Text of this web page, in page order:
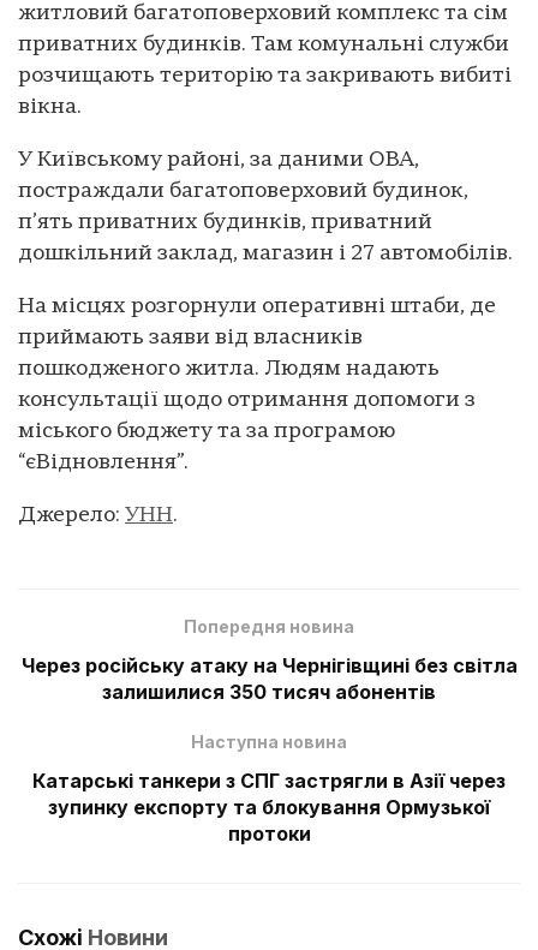
житловий багатоповерховий комплекс та сім
приватних будинків. Там комунальні служби
розчищають територію та закривають вибиті
вікна.
У Київському районі, за даними ОВА,
постраждали багатоповерховий будинок,
п’ять приватних будинків, приватний
дошкільний заклад, магазин і 27 автомобілів.
На місцях розгорнули оперативні штаби, де
приймають заяви від власників
пошкодженого житла. Людям надають
консультації щодо отримання допомоги з
міського бюджету та за програмою
“єВідновлення”.
Джерело: УНН.
Попередня новина
Через російську атаку на Чернігівщині без світла
залишилися 350 тисяч абонентів
Наступна новина
Катарські танкери з СПГ застрягли в Азії через
зупинку експорту та блокування Ормузької
протоки
Схожі Новини